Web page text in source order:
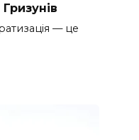
— це